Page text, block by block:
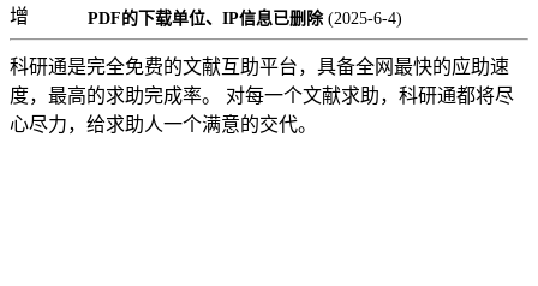
增
PDF的下载单位、IP信息已删除 (2025-6-4)
科研通是完全免费的文献互助平台，具备全网最快的应助速
度，最高的求助完成率。 对每一个文献求助，科研通都将尽
心尽力，给求助人一个满意的交代。